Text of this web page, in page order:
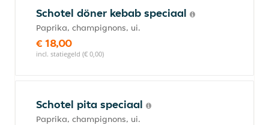
Schotel döner kebab speciaal
Paprika, champignons, ui.
€ 18,00
incl. statiegeld (€ 0,00)
Schotel pita speciaal
Paprika, champignons, ui.